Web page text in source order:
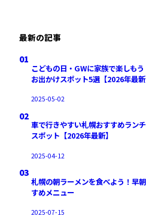
最新の記事
01
こどもの日・GWに家族で楽しも
お出かけスポット5選【2026年最新
2025-05-02
02
車で行きやすい札幌おすすめラン
スポット【2026年最新】
2025-04-12
03
札幌の朝ラーメンを食べよう！早
すめメニュー
2025-07-15